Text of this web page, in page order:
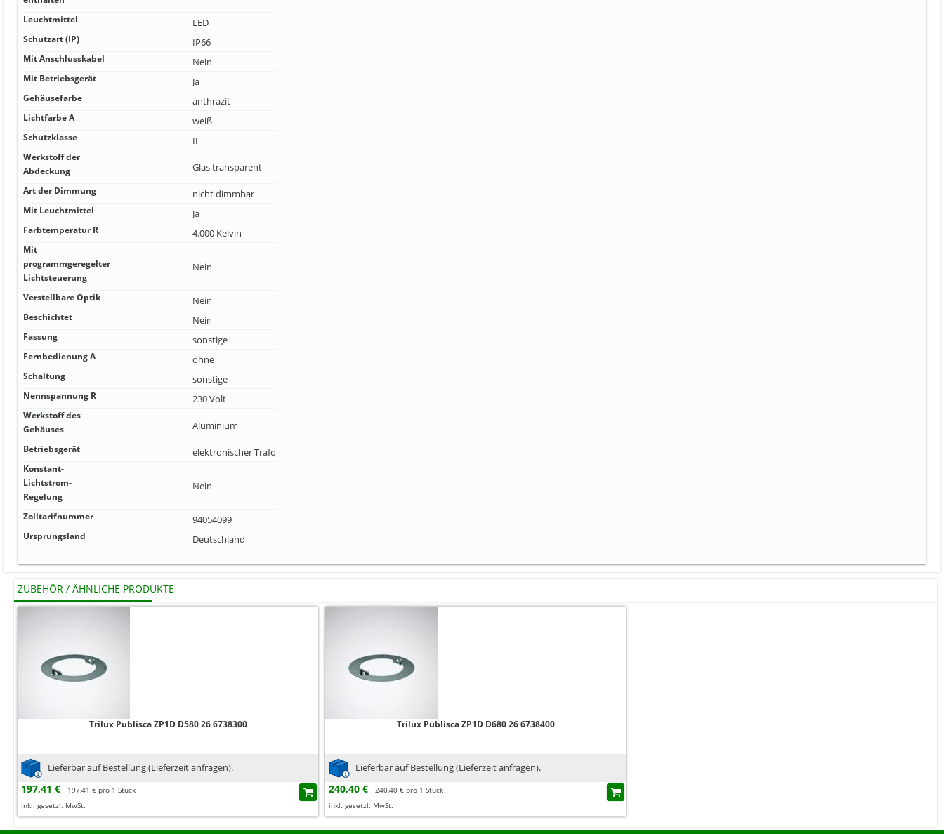
Leuchtmittel LED
Schutzart (IP) IP66
Mit Anschlusskabel Nein
Mit Betriebsgerät Ja
Gehäusefarbe anthrazit
Lichtfarbe A weiß
Schutzklasse II
Werkstoff der
Abdeckung
Glas transparent
Art der Dimmung nicht dimmbar
Mit Leuchtmittel Ja
Farbtemperatur R 4.000 Kelvin
Mit
programmgeregelter
Lichtsteuerung
Nein
Verstellbare Optik Nein
Beschichtet Nein
Fassung sonstige
Fernbedienung A ohne
Schaltung sonstige
Nennspannung R 230 Volt
Werkstoff des
Gehäuses
Aluminium
Betriebsgerät elektronischer Trafo
Konstant-
Lichtstrom-
Regelung
Nein
Zolltarifnummer 94054099
Ursprungsland Deutschland
ZUBEHÖR / ÄHNLICHE PRODUKTE
Trilux Publisca ZP1D D580 26 6738300
Lieferbar auf Bestellung (Lieferzeit anfragen).
197,41 €
197,41 € pro 1 Stück
inkl. gesetzl. MwSt.
Trilux Publisca ZP1D D680 26 6738400
Lieferbar auf Bestellung (Lieferzeit anfragen).
240,40 €
240,40 € pro 1 Stück
inkl. gesetzl. MwSt.